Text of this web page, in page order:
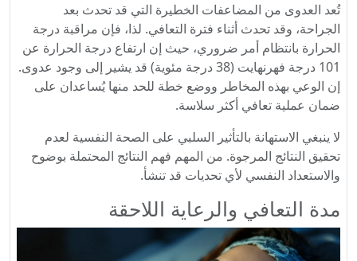
تُعد العدوى من المضاعفات الخطيرة التي قد تحدث بعد
الجراحة، وقد تحدث أثناء فترة التعافي. لذا، فإن مراقبة درجة
الحرارة بانتظام أمر ضروري، حيث إن ارتفاع درجة الحرارة عن
101 درجة فهرنهايت (38 درجة مئوية) قد يشير إلى وجود عدوى.
إن الوعي بهذه المخاطر ووضع خطة للحد منها يُساعدان على
ضمان عملية تعافي أكثر سلاسة.
لا ينبغي الاستهانة بالتأثير السلبي على الصحة النفسية لعدم
تحقيق النتائج المرجوة. من المهم فهم النتائج المحتملة بوضوح
والاستعداد النفسي لأي تحديات قد تنشأ.
مدة التعافي والرعاية اللاحقة